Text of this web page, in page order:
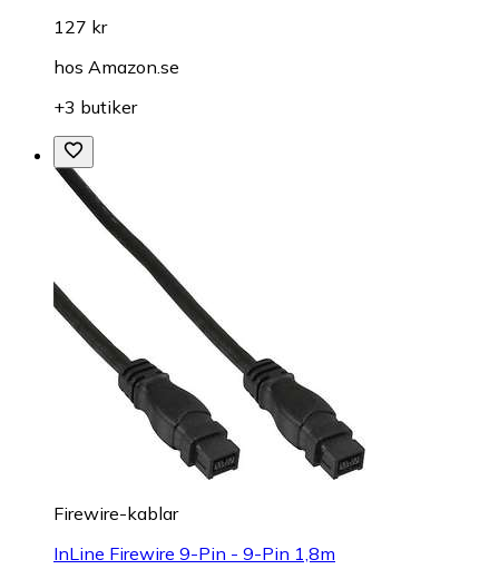
127 kr
hos Amazon.se
+3 butiker
Firewire-kablar
InLine Firewire 9-Pin - 9-Pin 1,8m